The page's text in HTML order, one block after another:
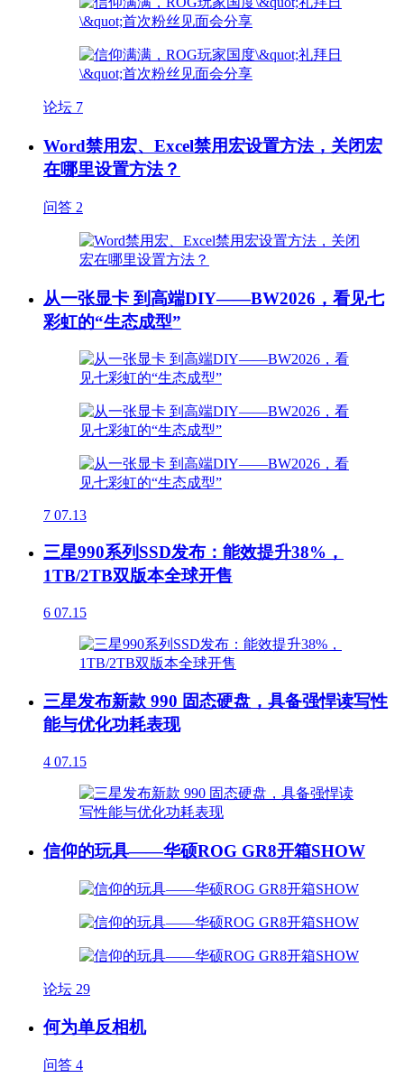
论坛 7
Word禁用宏、Excel禁用宏设置方法，关闭宏
在哪里设置方法？
问答 2
从一张显卡 到高端DIY——BW2026，看见七
彩虹的“生态成型”
7 07.13
三星990系列SSD发布：能效提升38%，
1TB/2TB双版本全球开售
6 07.15
三星发布新款 990 固态硬盘，具备强悍读写性
能与优化功耗表现
4 07.15
信仰的玩具——华硕ROG GR8开箱SHOW
论坛 29
何为单反相机
问答 4